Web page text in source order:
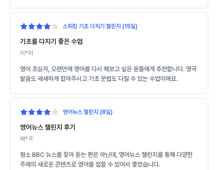
스피킹 기초 다지기 챌린지 (15일)
기초를 다지기 좋은 수업
이*미
영어 초심자, 오랜만에 영어를 다시 해보고 싶은 분들에게 추천합니다. 영국
발음도 세세하게 잡아주시고 기초 문법도 다질 수 있는 수업이에요.
영어뉴스 챌린지 (8일)
영어뉴스 챌린지 후기
배*주
평소 BBC 뉴스를 찾아 듣는 편은 아닌데, 영어뉴스 챌린지를 통해 다양한
주제의 새로운 콘텐츠로 영어를 접할 수 있어서 좋았습니다.